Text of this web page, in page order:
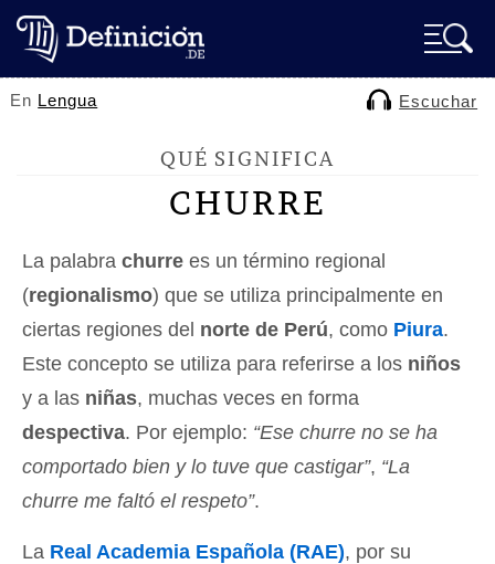
En Lengua Escuchar
QUÉ SIGNIFICA
CHURRE
La palabra churre es un término regional
(regionalismo) que se utiliza principalmente en
ciertas regiones del norte de Perú, como Piura.
Este concepto se utiliza para referirse a los niños
y a las niñas, muchas veces en forma
despectiva. Por ejemplo: “Ese churre no se ha
comportado bien y lo tuve que castigar”, “La
churre me faltó el respeto”.
La Real Academia Española (RAE), por su